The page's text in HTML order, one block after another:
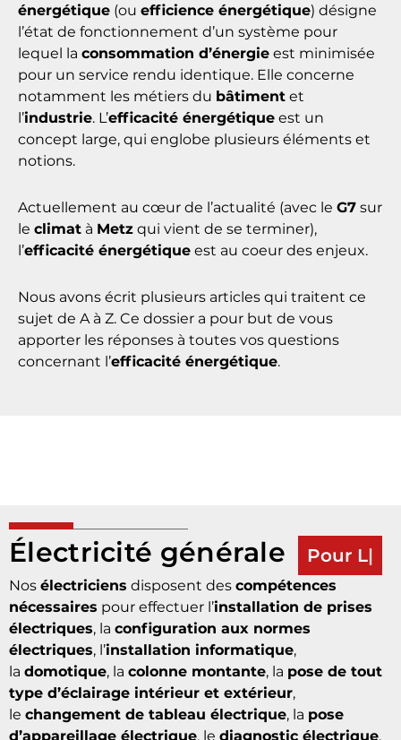
De manière générale, l’efficacité
énergétique(ouefficience énergétique) désigne
l’état de fonctionnement d’un système pour
lequel laconsommation d’énergieest minimisée
pour un service rendu identique. Elle concerne
notamment les métiers dubâtimentet
l’industrie. L’efficacité énergétiqueest un
concept large, qui englobe plusieurs éléments et
Actuellement au cœur de l’actualité (avec le
leclimatà Metzqui vient de se terminer),
Nous avons écrit plusieurs articles qui traitent ce
sujet de A à Z. Ce dossier a pour but de vous
apporter les réponses à toutes vos questions
Électricité générale
Pour Les Particuliers Et
Professionnels
Nosélectriciensdisposent descompétences
nécessairespour effectuer l’installation de prises
électriques, laconfiguration aux normes
électriques, l’installation informatique ,